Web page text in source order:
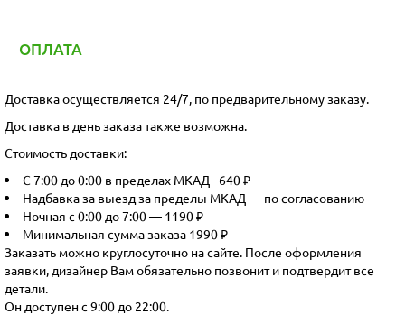
ОПЛАТА
Доставка осуществляется 24/7, по предварительному заказу.
Доставка в день заказа также возможна.
Стоимость доставки:
С 7:00 до 0:00 в пределах МКАД - 640 ₽
Надбавка за выезд за пределы МКАД — по согласованию
Ночная с 0:00 до 7:00 — 1190 ₽
Минимальная сумма заказа 1990 ₽
Заказать можно круглосуточно на сайте. После оформления
заявки, дизайнер Вам обязательно позвонит и подтвердит все
детали.
Он доступен с 9:00 до 22:00.